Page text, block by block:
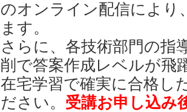
のオンライン配信により
ます。
さらに、各技術部門の指
削で答案作成レベルが飛
在宅学習で確実に合格し
ださい。 受講お申し込み